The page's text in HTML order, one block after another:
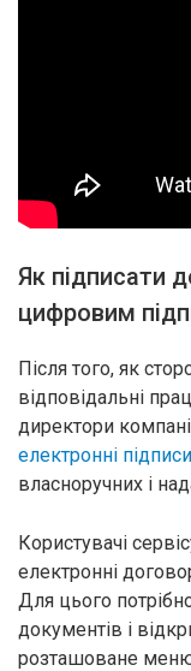
Як підписати
цифровим
Після того, як
відповідальні
директори
електронні
власноручних і
Користувачі
електронні
Для цього
документів і
розташоване меню